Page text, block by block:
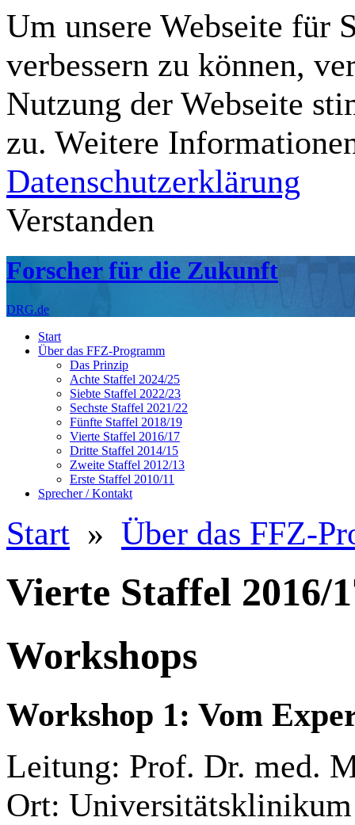
Um unsere Webseite für
verbessern zu können,
Nutzung der Webseite
zu. Weitere
Datenschutzerklärung
Verstanden
Forscher für die Zukunft
DRG.de
Start
Über das FFZ-Programm
Das Prinzip
Achte Staffel 2024/25
Siebte Staffel 2022/23
Sechste Staffel 2021/22
Fünfte Staffel 2018/19
Vierte Staffel 2016/17
Dritte Staffel 2014/15
Zweite Staffel 2012/13
Erste Staffel 2010/11
Sprecher / Kontakt
Start » Über das FFZ-
Vierte Staffel 2016/
Workshops
Workshop 1: Vom
Leitung: Prof. Dr. med.
Ort: